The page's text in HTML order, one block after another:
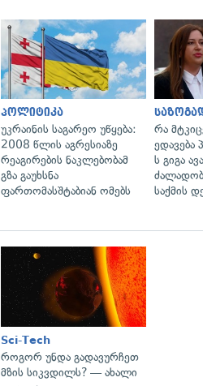
პოლიტიკა
უკრაინის საგარეო უწყება:
2008 წლის აგრესიაზე
რეაგირების ნაკლებობამ
გზა გაუხსნა
ფართომასშტაბიან ომებს
რა
ედავება
ს გიგა
საქმის
Sci-Tech
როგორ უნდა გადავურჩეთ
მზის სიკვდილს? — ახალი